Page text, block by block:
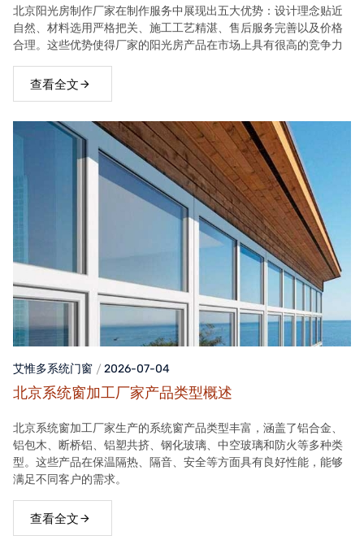
北京阳光房制作厂家在制作服务中展现出五大优势：设计理念贴近
自然、材料选用严格把关、施工工艺精湛、售后服务完善以及价格
合理。这些优势使得厂家的阳光房产品在市场上具有很高的竞争力
查看全文
艾惟多系统门窗 2026-07-04
北京系统窗加工厂家产品类型概述
北京系统窗加工厂家生产的系统窗产品类型丰富，涵盖了铝合金、
铝包木、断桥铝、铝塑共挤、钢化玻璃、中空玻璃和防火等多种类
型。这些产品在保温隔热、隔音、安全等方面具有良好性能，能够
满足不同客户的需求。
查看全文